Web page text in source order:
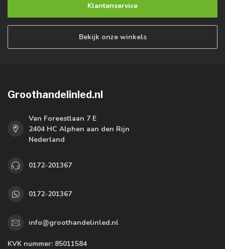
Klantenservice
Bekijk onze winkels
Groothandelinled.nl
Van Foreestlaan 7 E
2404 HC Alphen aan den Rijn
Nederland
0172-201367
0172-201367
info@groothandelinled.nl
KVK nummer: 85011584